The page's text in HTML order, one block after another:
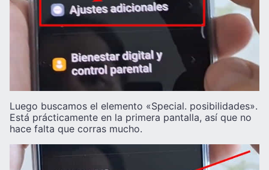
Luego buscamos el elemento «Special. posibilidades».
Está prácticamente en la primera pantalla, así que no
hace falta que corras mucho.